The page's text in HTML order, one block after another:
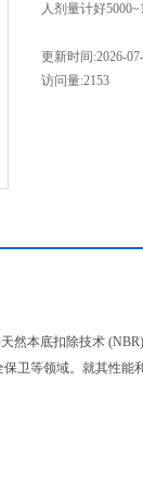
人剂量计好
更新时间:2026-
访问量:2153
然本底扣除技术
卫等领域。就其性能